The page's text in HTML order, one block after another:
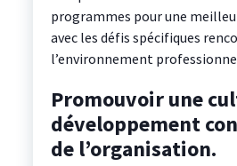
programmes pour une
avec les défis spécifiques
l’environnement
Promouvoir une
développement
de l’organisation.